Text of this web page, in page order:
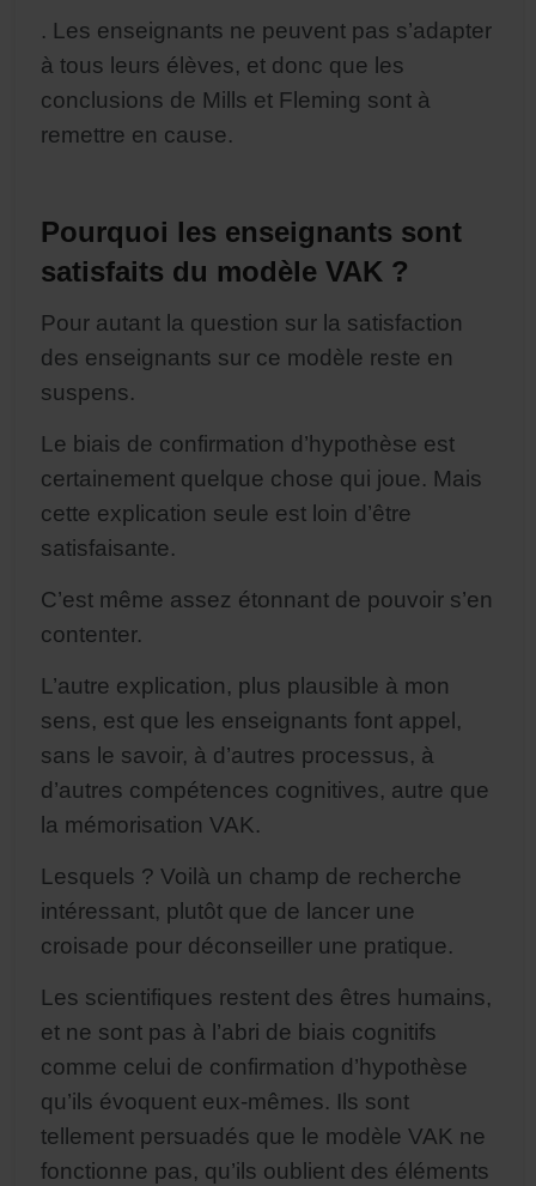
. Les enseignants ne peuvent pas s’adapter
à tous leurs élèves, et donc que les
conclusions de Mills et Fleming sont à
remettre en cause.
Pourquoi les enseignants sont
satisfaits du modèle VAK ?
Pour autant la question sur la satisfaction
des enseignants sur ce modèle reste en
suspens.
Le biais de confirmation d’hypothèse est
certainement quelque chose qui joue. Mais
cette explication seule est loin d’être
satisfaisante.
C’est même assez étonnant de pouvoir s’en
contenter.
L’autre explication, plus plausible à mon
sens, est que les enseignants font appel,
sans le savoir, à d’autres processus, à
d’autres compétences cognitives, autre que
la mémorisation VAK.
Lesquels ? Voilà un champ de recherche
intéressant, plutôt que de lancer une
croisade pour déconseiller une pratique.
Les scientifiques restent des êtres humains,
et ne sont pas à l’abri de biais cognitifs
comme celui de confirmation d’hypothèse
qu’ils évoquent eux-mêmes. Ils sont
tellement persuadés que le modèle VAK ne
fonctionne pas, qu’ils oublient des éléments